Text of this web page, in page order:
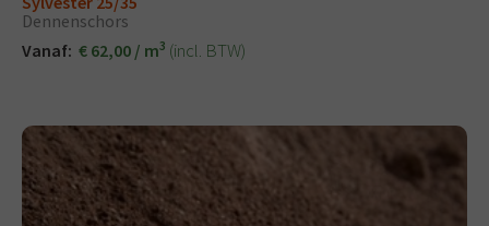
Dennenschors
Vanaf: € 62,00 / m3 (incl. BTW)